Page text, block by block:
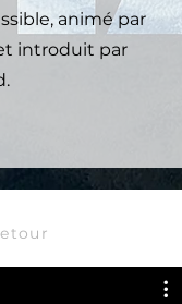
animé par
introduit par